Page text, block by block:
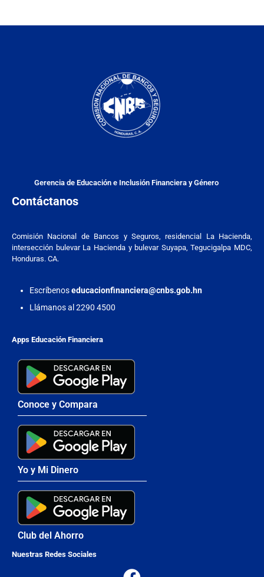
Gerencia de Educación e Inclusión Financiera y Género
Contáctanos
Comisión Nacional de Bancos y Seguros, residencial La Hacienda,
intersección bulevar La Hacienda y bulevar Suyapa, Tegucigalpa MDC,
Honduras. CA.
Escríbenoseducacionfinanciera@cnbs.gob.hn
Llámanos al 2290 4500
Apps Educación Financiera
Conoce y Compara
Yo y Mi Dinero
Club del Ahorro
Nuestras Redes Sociales